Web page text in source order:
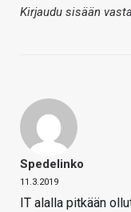
Kirjaudu sisään
Spedelinko
11.3.2019
IT alalla pitkään